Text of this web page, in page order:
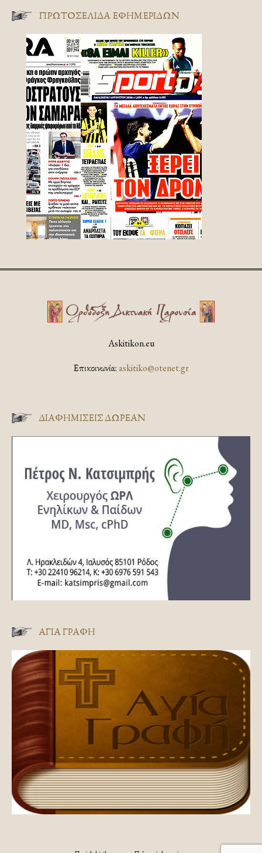
ΠΡΩΤΟΣΈΛΙΔΑ ΕΦΗΜΕΡΊΔΩΝ
Askitikon.eu
Επικοινωνία:askitiko@otenet.gr
ΔΙΑΦΗΜΊΣΕΙΣ ΔΩΡΕΆΝ
ΑΓΊΑ ΓΡΑΦΉ